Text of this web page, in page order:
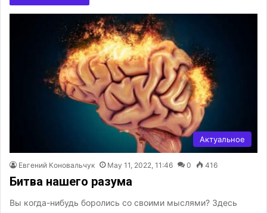
Актуальное
Евгений Коновальчук May 11, 2022, 11:46 0 416
Битва нашего разума
Вы когда-нибудь боролись со своими мыслями? Здесь